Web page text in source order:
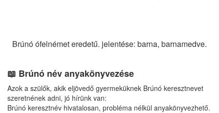
Brúnó ófelnémet eredetű. jelentése: barna, barnamedve.
📖 Brúnó név anyakönyvezése
Azok a szülők, akik eljövedő gyermeküknek Brúnó keresztnevet
szeretnének adni, jó hírünk van:
Brúnó keresztnév hivatalosan, probléma nélkül anyakönyvezhető.